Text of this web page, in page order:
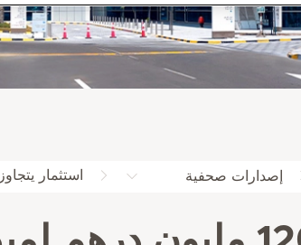
إصدارات صحفية استثمار يتجاوز 120 مليون درهم لميديكلينيك مستشفى شارع المطار في أبوظبي